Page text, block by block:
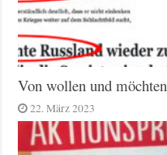
Von wollen und möchten
22. März 2023